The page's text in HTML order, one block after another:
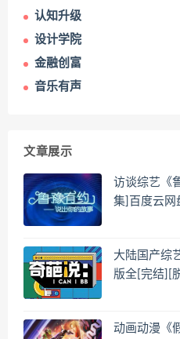
认知升级
设计学院
金融创富
音乐有声
文章展示
访谈综艺《
集]百度云网
大陆国产综
版全[完结][
动画动漫《